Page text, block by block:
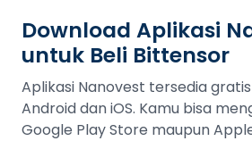
Download Aplikasi
untuk Beli Bittensor
Aplikasi Nanovest tersedia
Android dan iOS. Kamu bisa
Google Play Store maupun